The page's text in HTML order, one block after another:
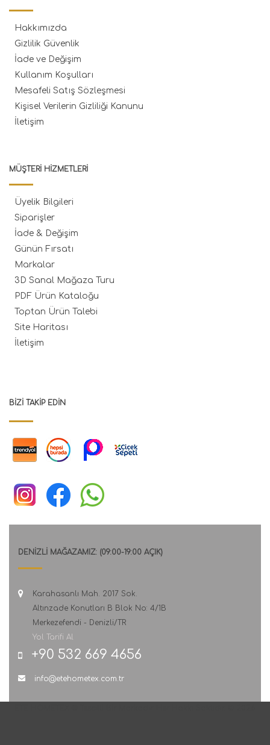
Hakkımızda
Gizlilik Güvenlik
İade ve Değişim
Kullanım Koşulları
Mesafeli Satış Sözleşmesi
Kişisel Verilerin Gizliliği Kanunu
İletişim
MÜŞTERI HIZMETLERI
Üyelik Bilgileri
Siparişler
İade & Değişim
Günün Fırsatı
Markalar
3D Sanal Mağaza Turu
PDF Ürün Kataloğu
Toptan Ürün Talebi
Site Haritası
İletişim
BIZI TAKIP EDIN
DENİZLİ MAĞAZAMIZ: (09:00-19:00 AÇIK)
Karahasanlı Mah. 2017 Sok.
Altınzade Konutları B Blok No: 4/1B
Merkezefendi - Denizli/TR
Yol Tarifi Al
+90 532 669 4656
info@etehometex.com.tr